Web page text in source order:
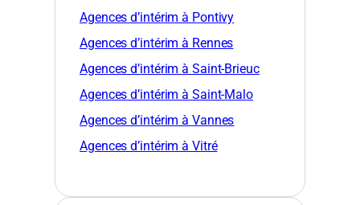
Agences d’intérim à Pontivy
Agences d’intérim à Rennes
Agences d’intérim à Saint-Brieuc
Agences d’intérim à Saint-Malo
Agences d’intérim à Vannes
Agences d’intérim à Vitré